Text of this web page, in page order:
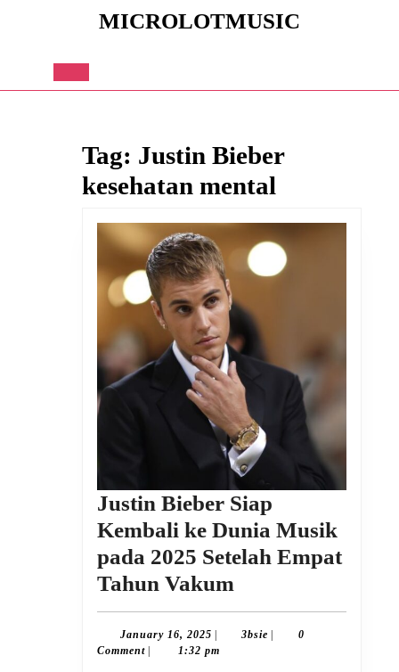
MICROLOTMUSIC
Open
Tag: Justin Bieber
kesehatan mental
Justin Bieber Siap
Kembali ke Dunia Musik
pada 2025 Setelah Empat
Tahun Vakum
Bieber
Siap
January 16, 2025 January
16,
3bsie 3bsie0
Comment
1:32 pm